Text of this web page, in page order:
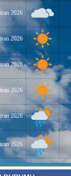
Tarık Sharabaty
Yapay Zeka ve İş
Esenlerin Ablası
BAŞARILI
Sümeyye KAYA
Miraç Gecesi
Muhammed
Hamburgun
2026
2026
2026
2026
2026
2026